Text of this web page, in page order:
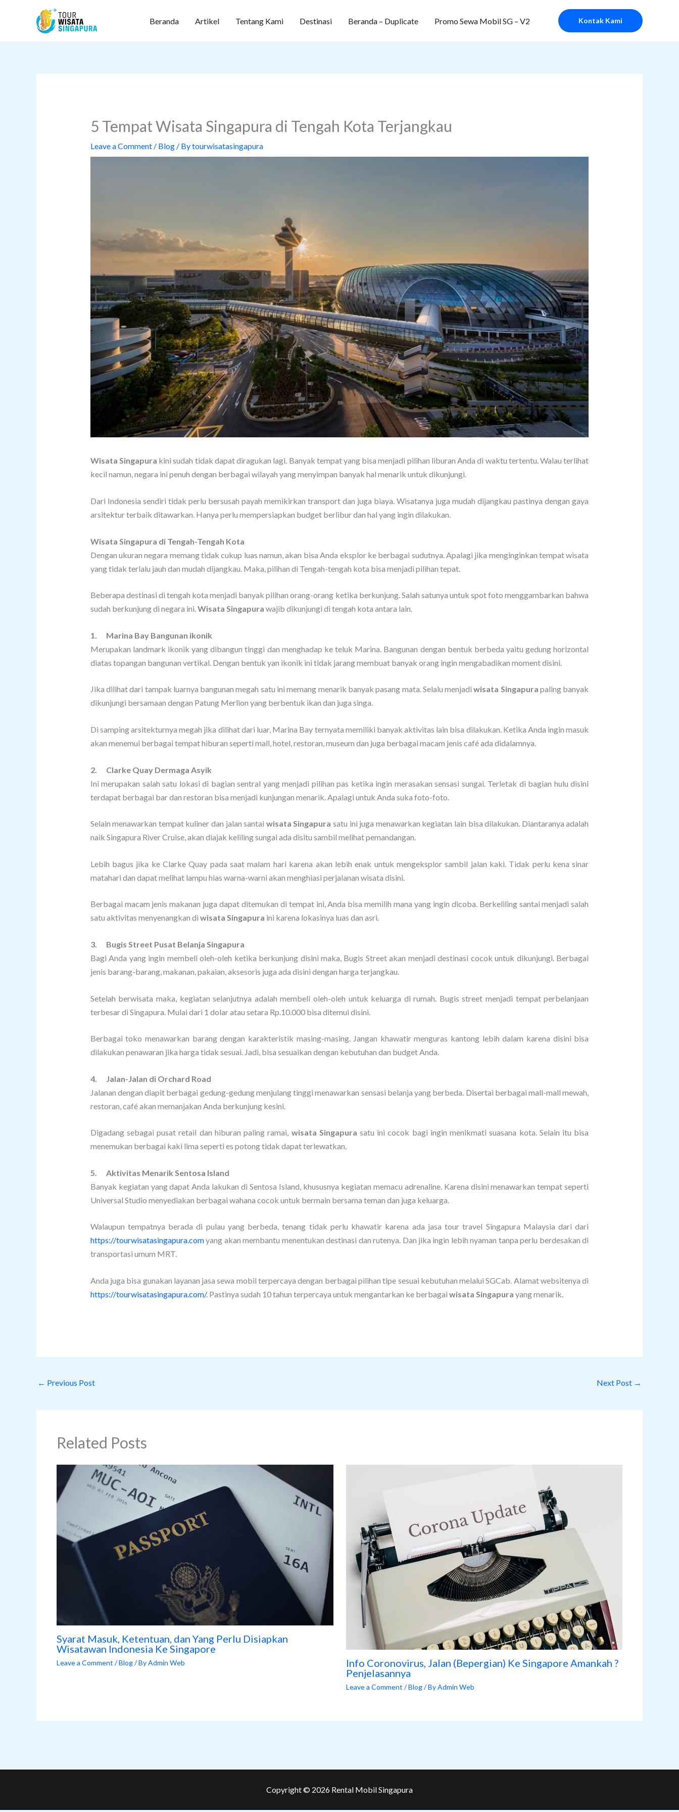
Beranda Artikel Tentang Kami Destinasi Beranda – Duplicate Promo Sewa Mobil SG – V2 Kontak Kami
5 Tempat Wisata Singapura di Tengah Kota Terjangkau
Leave a Comment / Blog/ Bytourwisatasingapura
Wisata Singapura kini sudah tidak dapat diragukan lagi. Banyak tempat yang bisa menjadi pilihan liburan Anda di waktu tertentu. Walau terlihat
kecil namun, negara ini penuh dengan berbagai wilayah yang menyimpan banyak hal menarik untuk dikunjungi.
Dari Indonesia sendiri tidak perlu bersusah payah memikirkan transport dan juga biaya. Wisatanya juga mudah dijangkau pastinya dengan gaya
arsitektur terbaik ditawarkan. Hanya perlu mempersiapkan budget berlibur dan hal yang ingin dilakukan.
Wisata Singapura di Tengah-Tengah Kota
Dengan ukuran negara memang tidak cukup luas namun, akan bisa Anda eksplor ke berbagai sudutnya. Apalagi jika menginginkan tempat wisata
yang tidak terlalu jauh dan mudah dijangkau. Maka, pilihan di Tengah-tengah kota bisa menjadi pilihan tepat.
Beberapa destinasi di tengah kota menjadi banyak pilihan orang-orang ketika berkunjung. Salah satunya untuk spot foto menggambarkan bahwa
sudah berkunjung di negara ini.Wisata Singapura wajib dikunjungi di tengah kota antara lain.
1. Marina Bay Bangunan ikonik
Merupakan landmark ikonik yang dibangun tinggi dan menghadap ke teluk Marina. Bangunan dengan bentuk berbeda yaitu gedung horizontal
diatas topangan bangunan vertikal. Dengan bentuk yan ikonik ini tidak jarang membuat banyak orang ingin mengabadikan moment disini.
Jika dilihat dari tampak luarnya bangunan megah satu ini memang menarik banyak pasang mata. Selalu menjadiwisata Singapura paling banyak
dikunjungi bersamaan dengan Patung Merlion yang berbentuk ikan dan juga singa.
Di samping arsitekturnya megah jika dilihat dari luar, Marina Bay ternyata memiliki banyak aktivitas lain bisa dilakukan. Ketika Anda ingin masuk
akan menemui berbagai tempat hiburan seperti mall, hotel, restoran, museum dan juga berbagai macam jenis café ada didalamnya.
2. Clarke Quay Dermaga Asyik
Ini merupakan salah satu lokasi di bagian sentral yang menjadi pilihan pas ketika ingin merasakan sensasi sungai. Terletak di bagian hulu disini
terdapat berbagai bar dan restoran bisa menjadi kunjungan menarik. Apalagi untuk Anda suka foto-foto.
Selain menawarkan tempat kuliner dan jalan santai wisata Singapura satu ini juga menawarkan kegiatan lain bisa dilakukan. Diantaranya adalah
naik Singapura River Cruise, akan diajak keliling sungai ada disitu sambil melihat pemandangan.
Lebih bagus jika ke Clarke Quay pada saat malam hari karena akan lebih enak untuk mengeksplor sambil jalan kaki. Tidak perlu kena sinar
matahari dan dapat melihat lampu hias warna-warni akan menghiasi perjalanan wisata disini.
Berbagai macam jenis makanan juga dapat ditemukan di tempat ini, Anda bisa memilih mana yang ingin dicoba. Berkeliling santai menjadi salah
satu aktivitas menyenangkan di wisata Singapura ini karena lokasinya luas dan asri.
3. Bugis Street Pusat Belanja Singapura
Bagi Anda yang ingin membeli oleh-oleh ketika berkunjung disini maka, Bugis Street akan menjadi destinasi cocok untuk dikunjungi. Berbagai
jenis barang-barang, makanan, pakaian, aksesoris juga ada disini dengan harga terjangkau.
Setelah berwisata maka, kegiatan selanjutnya adalah membeli oleh-oleh untuk keluarga di rumah. Bugis street menjadi tempat perbelanjaan
terbesar di Singapura. Mulai dari 1 dolar atau setara Rp.10.000 bisa ditemui disini.
Berbagai toko menawarkan barang dengan karakteristik masing-masing. Jangan khawatir menguras kantong lebih dalam karena disini bisa
dilakukan penawaran jika harga tidak sesuai. Jadi, bisa sesuaikan dengan kebutuhan dan budget Anda.
4.
Jalan-Jalan di Orchard Road
Jalanan dengan diapit berbagai gedung-gedung menjulang tinggi menawarkan sensasi belanja yang berbeda. Disertai berbagai mall-mall mewah,
restoran, café akan memanjakan Anda berkunjung kesini.
Digadang sebagai pusat retail dan hiburan paling ramai, wisata Singapura satu ini cocok bagi ingin menikmati suasana kota. Selain itu bisa
menemukan berbagai kaki lima seperti es potong tidak dapat terlewatkan.
5. Aktivitas Menarik Sentosa Island
Banyak kegiatan yang dapat Anda lakukan di Sentosa Island, khususnya kegiatan memacu adrenaline. Karena disini menawarkan tempat seperti
Universal Studio menyediakan berbagai wahana cocok untuk bermain bersama teman dan juga keluarga.
Walaupun tempatnya berada di pulau yang berbeda, tenang tidak perlu khawatir karena ada jasa tour travel Singapura Malaysia dari dari
https://tourwisatasingapura.comyang akan membantu menentukan destinasi dan rutenya. Dan jika ingin lebih nyaman tanpa perlu berdesakan di
transportasi umum MRT.
Anda juga bisa gunakan layanan jasa sewa mobil terpercaya dengan berbagai pilihan tipe sesuai kebutuhan melalui SGCab. Alamat websitenya di
https://tourwisatasingapura.com/. Pastinya sudah 10 tahun terpercaya untuk mengantarkan ke berbagai wisata Singapura yang menarik.
← Previous Post Next Post →
Related Posts
Syarat Masuk, Ketentuan, dan Yang Perlu Disiapkan
Wisatawan Indonesia Ke Singapore
Leave a Comment /Blog/ ByAdmin Web
Info Coronovirus, Jalan (Bepergian) Ke Singapore Amankah ?
Penjelasannya
Leave a Comment /Blog/ ByAdmin Web
Copyright © 2026 Rental Mobil Singapura